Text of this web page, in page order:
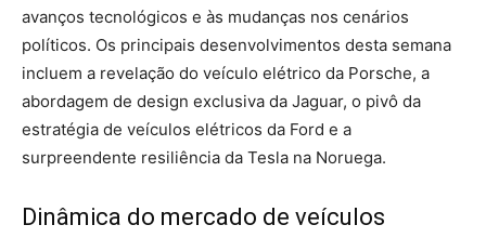
avanços tecnológicos e às mudanças nos cenários
políticos. Os principais desenvolvimentos desta semana
incluem a revelação do veículo elétrico da Porsche, a
abordagem de design exclusiva da Jaguar, o pivô da
estratégia de veículos elétricos da Ford e a
surpreendente resiliência da Tesla na Noruega.
Dinâmica do mercado de veículos